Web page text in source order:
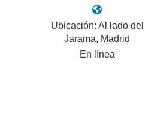
Ubicación: Al lado del
Jarama, Madrid
En línea